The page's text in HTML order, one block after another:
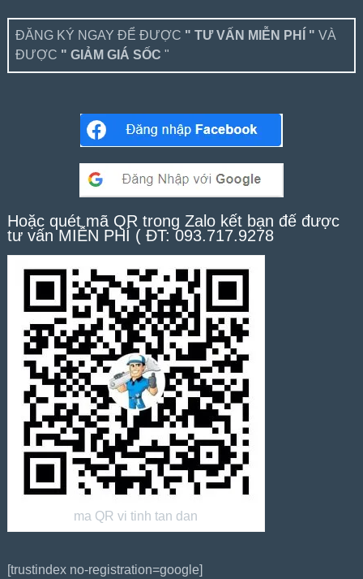
ĐĂNG KÝ NGAY ĐỂ ĐƯỢC " TƯ VẤN MIỄN PHÍ " VÀ
ĐƯỢC " GIẢM GIÁ SỐC "
Hoặc quét mã QR trong Zalo kết bạn để được
tư vấn MIỄN PHÍ ( ĐT: 093.717.9278
ma QR vi tinh tan dan
[trustindex no-registration=google]